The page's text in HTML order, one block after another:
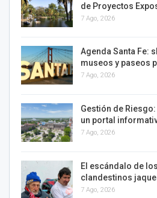
de Proyectos
7 Ago, 2026
Agenda Santa Fe:
museos y paseos
7 Ago, 2026
Gestión de
un portal
7 Ago, 2026
El escándalo de
clandestinos
7 Ago, 2026